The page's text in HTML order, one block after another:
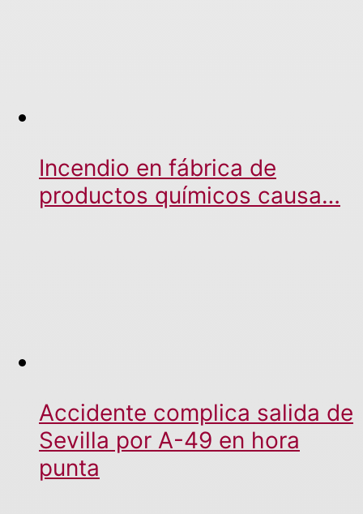
Incendio en fábrica de
productos químicos causa…
Accidente complica salida de
Sevilla por A-49 en hora
punta